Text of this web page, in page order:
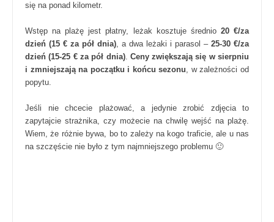
się na ponad kilometr.
Wstęp na plażę jest płatny, leżak kosztuje średnio 20 €/za
dzień (15 € za pół dnia), a dwa leżaki i parasol – 25-30 €/za
dzień (15-25 € za pół dnia). Ceny zwiększają się w sierpniu
i zmniejszają na początku i końcu sezonu, w zależności od
popytu.
Jeśli nie chcecie plażować, a jedynie zrobić zdjęcia to
zapytajcie strażnika, czy możecie na chwilę wejść na plażę.
Wiem, że różnie bywa, bo to zależy na kogo traficie, ale u nas
na szczęście nie było z tym najmniejszego problemu 🙂